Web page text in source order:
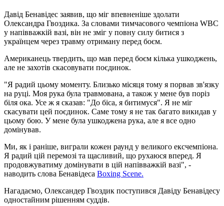
Давід Бенавідес заявив, що міг впевненіше здолати
Олександра Гвоздика. За словами тимчасового чемпіона WBC
у напівважкій вазі, він не зміг у повну силу битися з
українцем через травму отриману перед боєм.
Американець твердить, що мав перед боєм кілька ушкоджень,
але не захотів скасовувати поєдинок.
"Я радий цьому моменту. Близько місяця тому я порвав зв'язку
на руці. Моя рука була травмована, а також у мене був поріз
біля ока. Усе ж я сказав: "До біса, я битимуся". Я не міг
скасувати цей поєдинок. Саме тому я не так багато викидав у
цьому бою. У мене була ушкоджена рука, але я все одно
домінував.
Ми, як і раніше, виграли кожен раунд у великого ексчемпіона.
Я радий цій перемозі та щасливий, що рухаюся вперед. Я
продовжуватиму домінувати в цій напівважкій вазі", -
наводить слова Бенавідеса Boxing Scene.
Нагадаємо, Олександер Гвоздик поступився Давіду Бенавідесу
одностайним рішенням суддів.